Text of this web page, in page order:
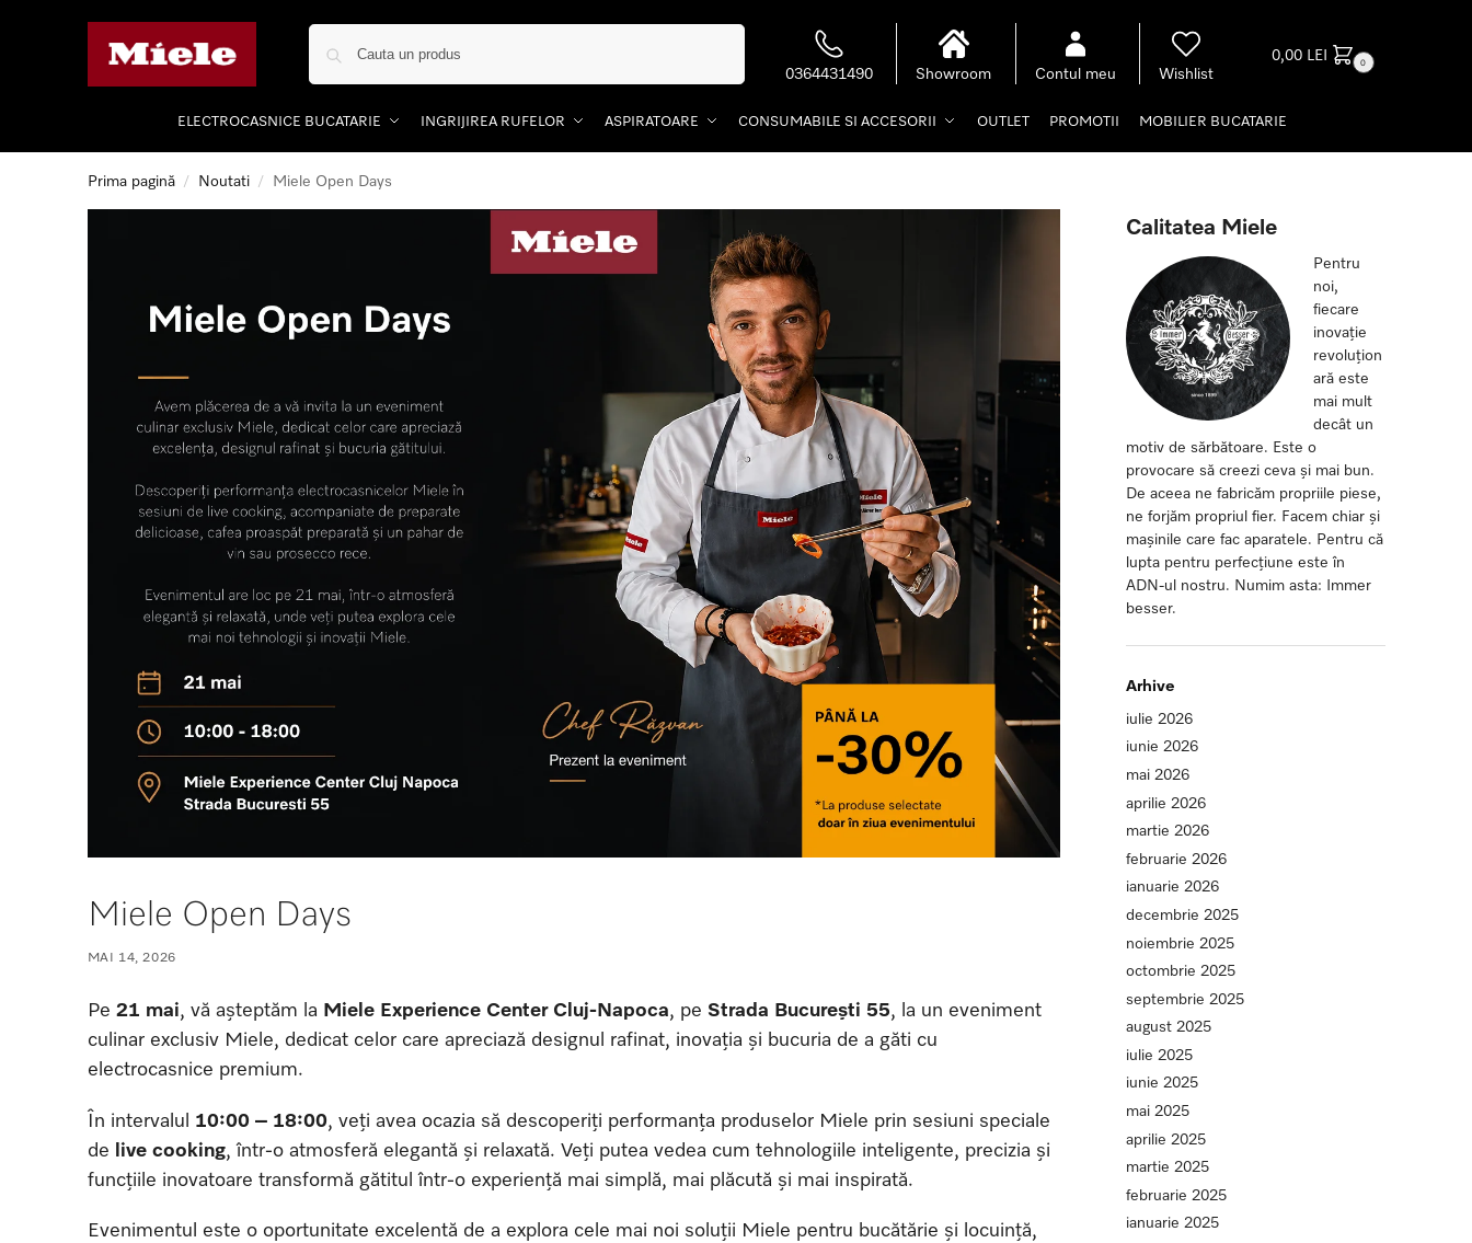
0364431490 Showroom Contul meu Wishlist
0,00 LEI 0
ELECTROCASNICE BUCATARIE INGRIJIREA RUFELOR ASPIRATOARE CONSUMABILE SI ACCESORII OUTLET PROMOTII MOBILIER BUCATARIE
Prima pagină / Noutati / Miele Open Days
Miele Open Days
MAI 14, 2026
Pe 21 mai, vă așteptăm la Miele Experience Center Cluj-Napoca, pe Strada București 55, la un eveniment
culinar exclusiv Miele, dedicat celor care apreciază designul rafinat, inovația și bucuria de a găti cu
electrocasnice premium.
În intervalul 10:00 – 18:00, veți avea ocazia să descoperiți performanța produselor Miele prin sesiuni speciale
de live cooking, într-o atmosferă elegantă și relaxată. Veți putea vedea cum tehnologiile inteligente, precizia și
funcțiile inovatoare transformă gătitul într-o experiență mai simplă, mai plăcută și mai inspirată.
Evenimentul este o oportunitate excelentă de a explora cele mai noi soluții Miele pentru bucătărie și locuință,
Calitatea Miele
Pentru
noi,
fiecare
inovație
revoluțion
ară este
mai mult
decât un
motiv de sărbătoare. Este o
provocare să creezi ceva și mai bun.
De aceea ne fabricăm propriile piese,
ne forjăm propriul fier. Facem chiar și
mașinile care fac aparatele. Pentru că
lupta pentru perfecțiune este în
ADN-ul nostru. Numim asta: Immer
besser.
Arhive
iulie 2026
iunie 2026
mai 2026
aprilie 2026
martie 2026
februarie 2026
ianuarie 2026
decembrie 2025
noiembrie 2025
octombrie 2025
septembrie 2025
august 2025
iulie 2025
iunie 2025
mai 2025
aprilie 2025
martie 2025
februarie 2025
ianuarie 2025